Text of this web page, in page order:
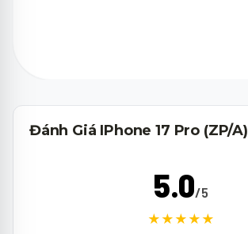
Đánh Giá IPhone 17 Pro (ZP/A)
5.0/5
★★★★★